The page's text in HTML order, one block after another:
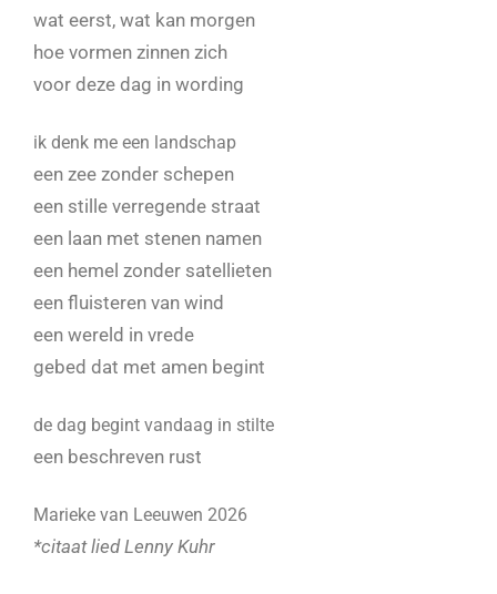
wat eerst, wat kan morgen
hoe vormen zinnen zich
voor deze dag in wording
ik denk me een landschap
een zee zonder schepen
een stille verregende straat
een laan met stenen namen
een hemel zonder satellieten
een fluisteren van wind
een wereld in vrede
gebed dat met amen begint
de dag begint vandaag in stilte
een beschreven rust
Marieke van Leeuwen 2026
*citaat lied Lenny Kuhr